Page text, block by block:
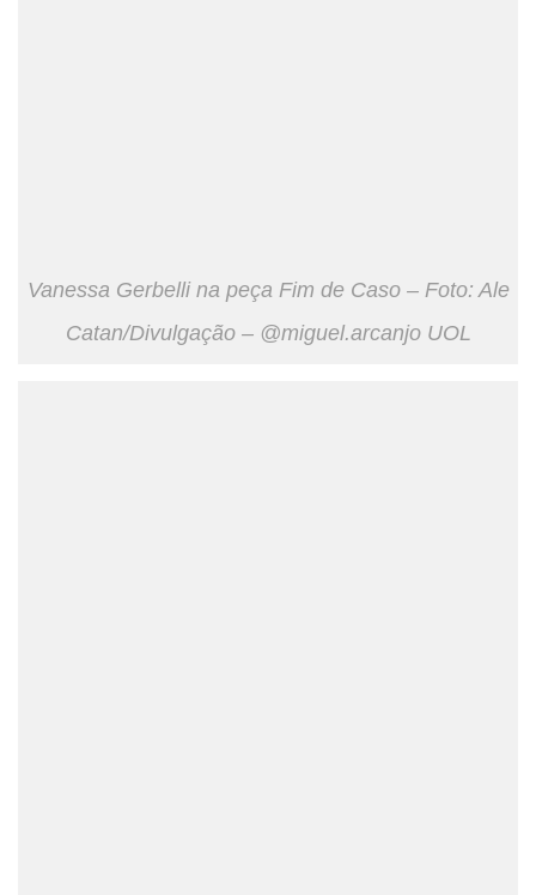
Vanessa Gerbelli na peça Fim de Caso – Foto: Ale
Catan/Divulgação – @miguel.arcanjo UOL